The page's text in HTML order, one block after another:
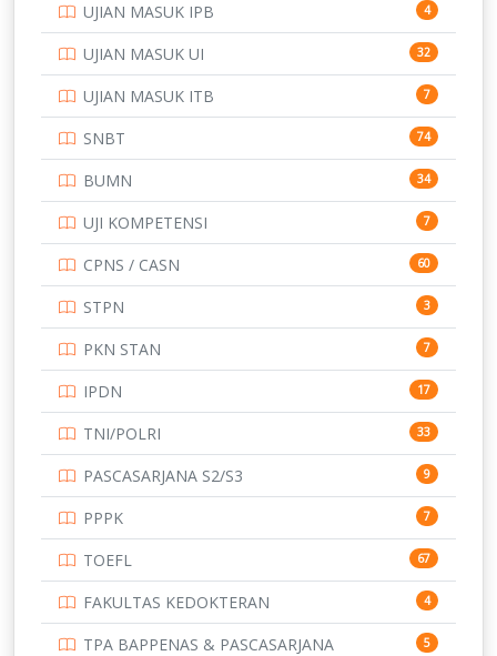
SMK 231
SMP 134
STIP 2
153
345
UNIVERSITAS AIRLANGGA 15
16
15
15
14
14
UNIVERSITAS CENDRAWASIH 14
15
219
11
UJIAN MASUK IPB 4
UJIAN MASUK UI 32
UJIAN MASUK ITB 7
SNBT 74
BUMN 34
UJI KOMPETENSI 7
CPNS / CASN 60
STPN 3
PKN STAN 7
IPDN 17
TNI/POLRI 33
PASCASARJANA S2/S3 9
PPPK 7
TOEFL 67
FAKULTAS KEDOKTERAN 4
TPA BAPPENAS & PASCASARJANA 5